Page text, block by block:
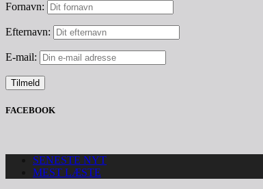
Fornavn:
Efternavn:
E-mail:
FACEBOOK
SENESTE NYT
MEST LÆSTE